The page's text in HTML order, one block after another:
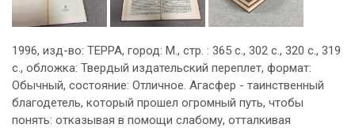
1996, изд-во: ТЕРРА, город: М., стр. : 365 с., 302 с., 320 с., 319
с., обложка: Твердый издательский переплет, формат:
Обычный, состояние: Отличное. Агасфер - таинственный
благодетель, который прошел огромный путь, чтобы
понять: отказывая в помощи слабому, отталкивая